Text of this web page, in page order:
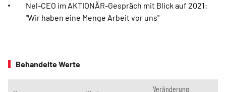
Nel-CEO im AKTIONÄR-Gespräch mit Blick auf 2021:
"Wir haben eine Menge Arbeit vor uns"
Behandelte Werte
Veränderung